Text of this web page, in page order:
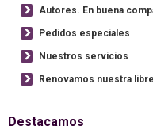
Autores. En buena
Pedidos especiales
Nuestros servicios
Renovamos nuestra
Destacamos